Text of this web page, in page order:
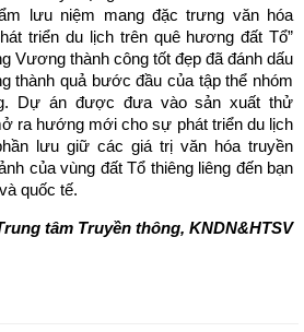
lưu niệm mang đặc trưng văn hóa
triển du lịch trên quê hương đất Tổ”
Vương thành công tốt đẹp đã đánh dấu
thành quả bước đầu của tập thể nhóm
Dự án được đưa vào sản xuất thử
ra hướng mới cho sự phát triển du lịch
lưu giữ các giá trị văn hóa truyền
của vùng đất Tổ thiêng liêng đến bạn
quốc tế.
tâm Truyền thông, KNDN&HTSV